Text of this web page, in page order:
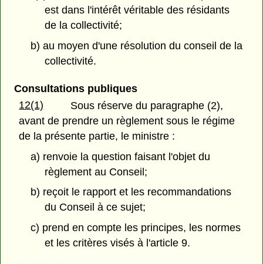
est dans l'intérêt véritable des résidants
de la collectivité;
b) au moyen d'une résolution du conseil de la
collectivité.
Consultations publiques
12(1)
Sous réserve du paragraphe (2),
avant de prendre un règlement sous le régime
de la présente partie, le ministre :
a) renvoie la question faisant l'objet du
règlement au Conseil;
b) reçoit le rapport et les recommandations
du Conseil à ce sujet;
c) prend en compte les principes, les normes
et les critères visés à l'article 9.